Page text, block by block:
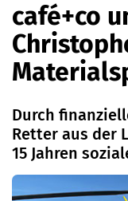
café+co
Durch
Retter aus der
15 Jahren